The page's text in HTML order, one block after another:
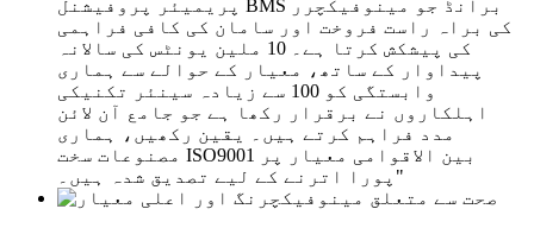
پریمیئر پروفیشنل BMS برانڈ جو مینوفیکچرر
کی براہ راست فروخت اور سامان کی کافی فراہمی
کی پیشکش کرتا ہے۔ 10 ملین یونٹس کی سالانہ
پیداوار کے ساتھ، معیار کے حوالے سے ہماری
وابستگی کو 100 سے زیادہ سینئر تکنیکی
اہلکاروں نے برقرار رکھا ہے جو جامع آن لائن
مدد فراہم کرتے ہیں۔ یقین رکھیں، ہماری
مصنوعات سخت ISO9001 بین الاقوامی معیار پر
پورا اترنے کے لیے تصدیق شدہ ہیں۔"